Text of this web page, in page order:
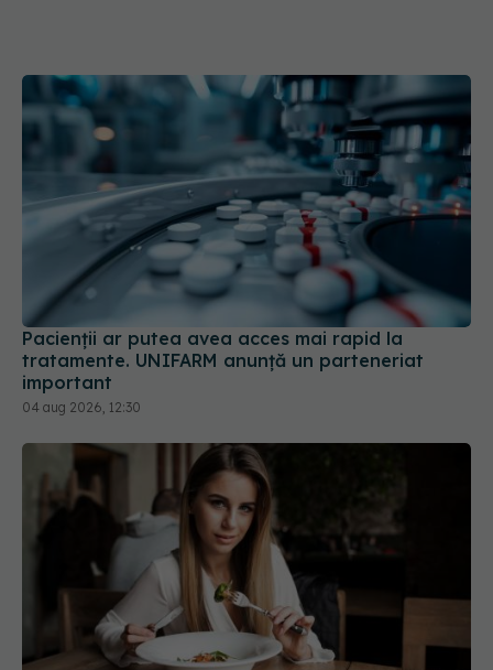
Pacienții ar putea avea acces mai rapid la
tratamente. UNIFARM anunță un parteneriat
important
04 aug 2026, 12:30